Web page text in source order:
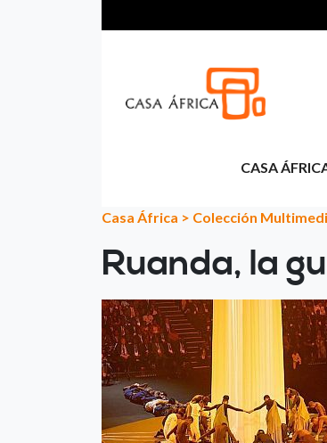
CASA
Casa África > Colección
Ruanda, la